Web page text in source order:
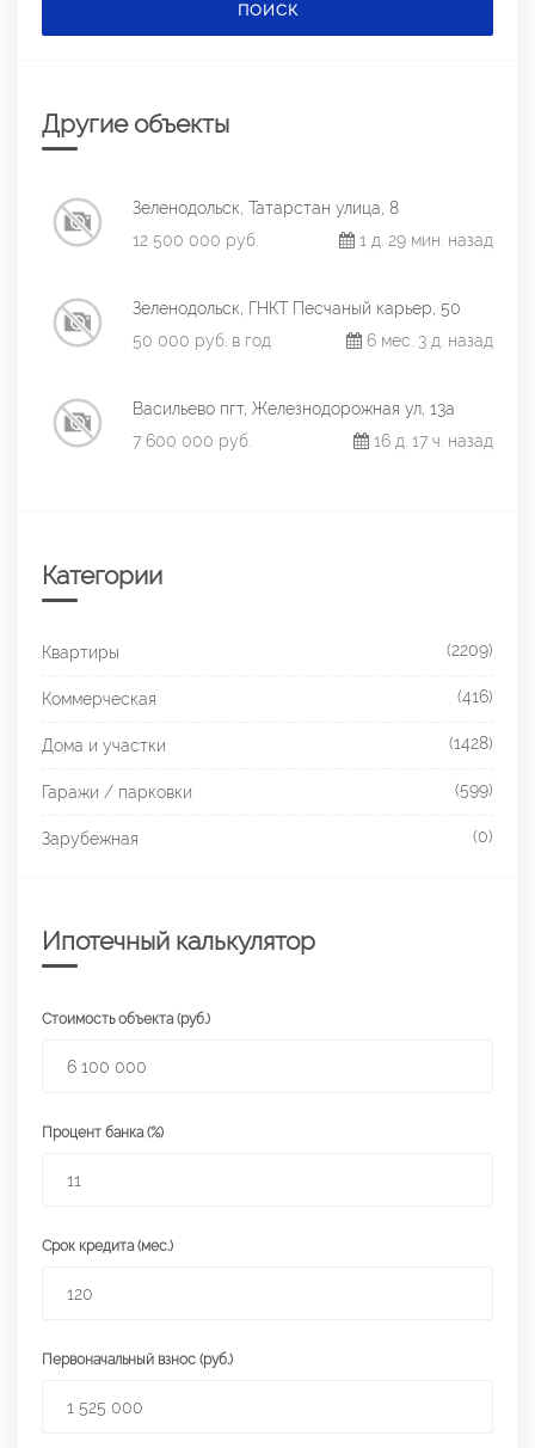
ПОИСК
Другие объекты
Зеленодольск, Татарстан улица, 8
12 500 000 руб.
1 д. 29 мин. назад
Зеленодольск, ГНКТ Песчаный карьер, 50
50 000 руб. в год
6 мес. 3 д. назад
Васильево пгт, Железнодорожная ул, 13а
7 600 000 руб.
16 д. 17 ч. назад
Категории
Квартиры (2209)
Коммерческая (416)
Дома и участки (1428)
Гаражи / парковки (599)
Зарубежная (0)
Ипотечный калькулятор
Стоимость объекта (руб.)
Процент банка (%)
Срок кредита (мес.)
Первоначальный взнос (руб.)